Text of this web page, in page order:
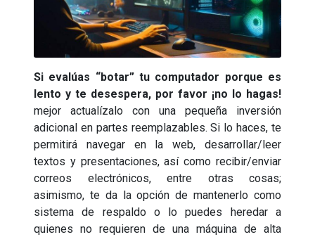
Si evalúas “botar” tu computador porque es
lento y te desespera, por favor ¡no lo hagas!
mejor actualízalo con una pequeña inversión
adicional en partes reemplazables. Si lo haces, te
permitirá navegar en la web, desarrollar/leer
textos y presentaciones, así como recibir/enviar
correos electrónicos, entre otras cosas;
asimismo, te da la opción de mantenerlo como
sistema de respaldo o lo puedes heredar a
quienes no requieren de una máquina de alta